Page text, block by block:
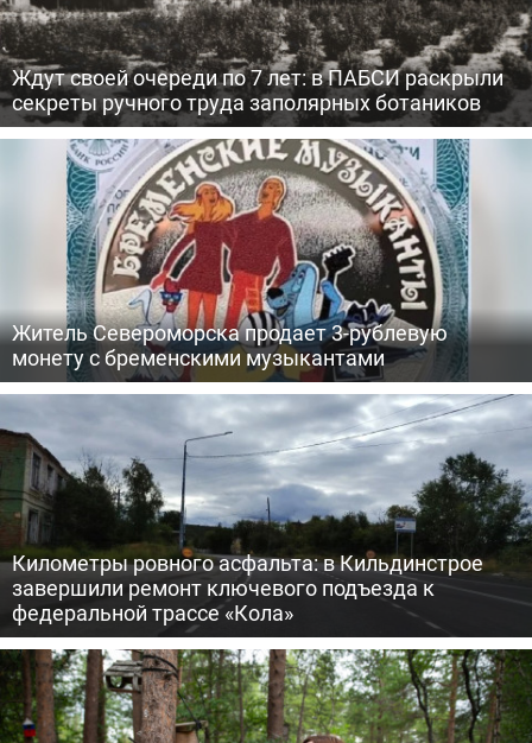
Ждут своей очереди по 7 лет: в ПАБСИ раскрыли
секреты ручного труда заполярных ботаников
Житель Североморска продает 3-рублевую
монету с бременскими музыкантами
Километры ровного асфальта: в Кильдинстрое
завершили ремонт ключевого подъезда к
федеральной трассе «Кола»